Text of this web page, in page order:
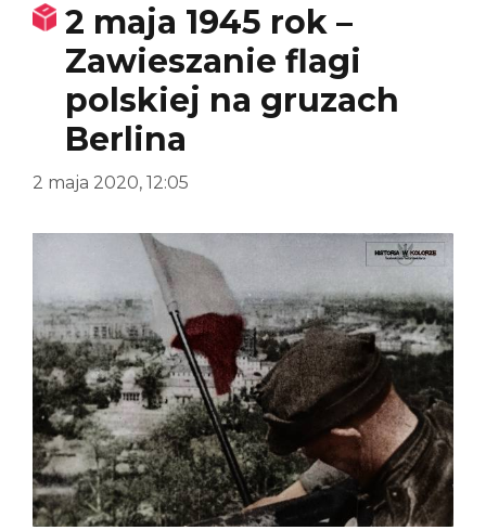
2 maja 1945 rok –
Zawieszanie flagi
polskiej na gruzach
Berlina
2 maja 2020, 12:05